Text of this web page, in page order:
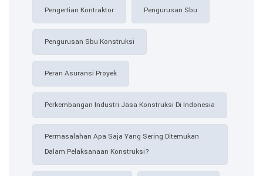
Pengertian Kontraktor Pengurusan Sbu
Pengurusan Sbu Konstruksi
Peran Asuransi Proyek
Perkembangan Industri Jasa Konstruksi Di Indonesia
Permasalahan Apa Saja Yang Sering Ditemukan
Dalam Pelaksanaan Konstruksi?